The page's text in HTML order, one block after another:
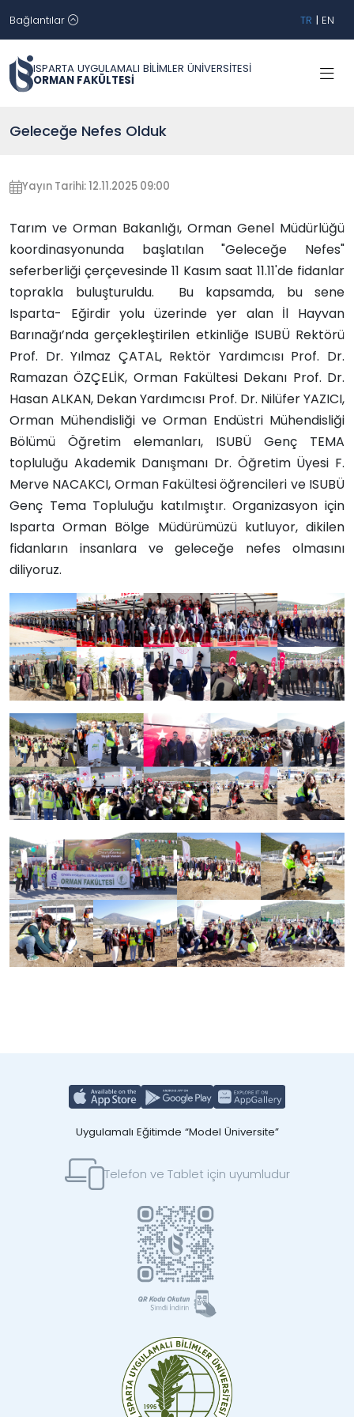
Bağlantılar TR | EN
ISPARTA UYGULAMALI BİLİMLER ÜNİVERSİTESİ
ORMAN FAKÜLTESİ
Geleceğe Nefes Olduk
Yayın Tarihi: 12.11.2025 09:00
Tarım ve Orman Bakanlığı, Orman Genel Müdürlüğü
koordinasyonunda başlatılan "Geleceğe Nefes"
seferberliği çerçevesinde 11 Kasım saat 11.11'de fidanlar
toprakla buluşturuldu. Bu kapsamda, bu sene
Isparta- Eğirdir yolu üzerinde yer alan İl Hayvan
Barınağı’nda gerçekleştirilen etkinliğe ISUBÜ Rektörü
Prof. Dr. Yılmaz ÇATAL, Rektör Yardımcısı Prof. Dr.
Ramazan ÖZÇELİK, Orman Fakültesi Dekanı Prof. Dr.
Hasan ALKAN, Dekan Yardımcısı Prof. Dr. Nilüfer YAZICI,
Orman Mühendisliği ve Orman Endüstri Mühendisliği
Bölümü Öğretim elemanları, ISUBÜ Genç TEMA
topluluğu Akademik Danışmanı Dr. Öğretim Üyesi F.
Merve NACAKCI, Orman Fakültesi öğrencileri ve ISUBÜ
Genç Tema Topluluğu katılmıştır. Organizasyon için
Isparta Orman Bölge Müdürümüzü kutluyor, dikilen
fidanların insanlara ve geleceğe nefes olmasını
diliyoruz.
Uygulamalı Eğitimde “Model Üniversite”
Telefon ve Tablet için uyumludur